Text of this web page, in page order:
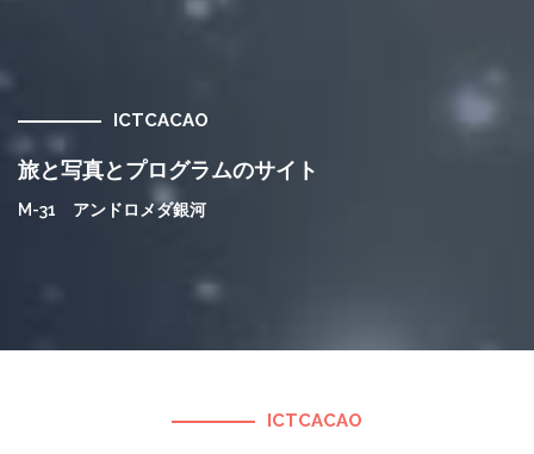
ICTCACAO
旅と写真とプログラムのサイト
M-31 アンドロメダ銀河
ICTCACAO